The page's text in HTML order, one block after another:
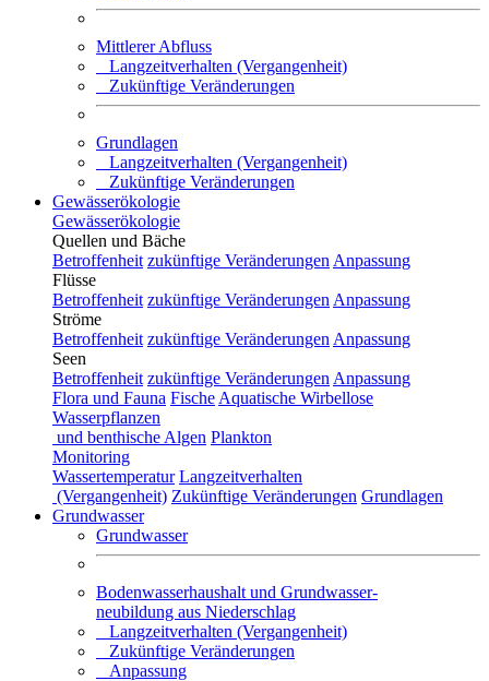
Mittlerer Abfluss
Langzeitverhalten (Vergangenheit)
Zukünftige Veränderungen
Grundlagen
Langzeitverhalten (Vergangenheit)
Zukünftige Veränderungen
Gewässerökologie
Gewässerökologie
Quellen und Bäche
Betroffenheit zukünftige Veränderungen Anpassung
Flüsse
Betroffenheit zukünftige Veränderungen Anpassung
Ströme
Betroffenheit zukünftige Veränderungen Anpassung
Seen
Betroffenheit zukünftige Veränderungen Anpassung
Flora und Fauna Fische Aquatische Wirbellose
Wasserpflanzen
und benthische Algen Plankton
Monitoring
Wassertemperatur Langzeitverhalten
(Vergangenheit) Zukünftige Veränderungen Grundlagen
Grundwasser
Grundwasser
Bodenwasserhaushalt und Grundwasser-
neubildung aus Niederschlag
Langzeitverhalten (Vergangenheit)
Zukünftige Veränderungen
Anpassung